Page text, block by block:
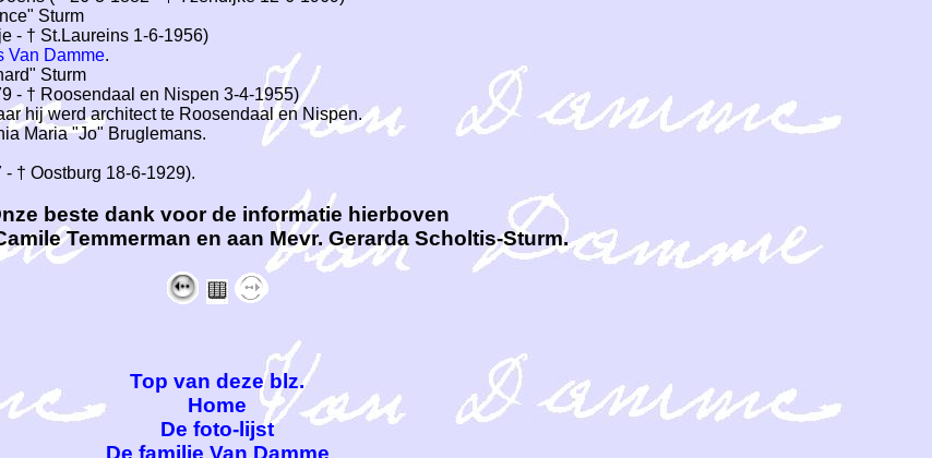
Sturm
- † St.Laureins 1-6-1956)
Van Damme.
Sturm
- † Roosendaal en Nispen 3-4-1955)
hij werd architect te Roosendaal en Nispen.
Maria "Jo" Bruglemans.
† Oostburg 18-6-1929).
beste dank voor de informatie hierboven
Temmerman en aan Mevr. Gerarda Scholtis-Sturm.
Top van deze blz.
Home
De foto-lijst